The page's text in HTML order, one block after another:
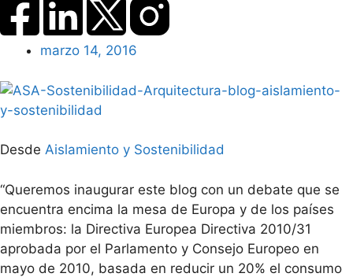
marzo 14, 2016
Desde Aislamiento y Sostenibilidad
“Queremos inaugurar este blog con un debate que se
encuentra encima la mesa de Europa y de los países
miembros: la Directiva Europea Directiva 2010/31
aprobada por el Parlamento y Consejo Europeo en
mayo de 2010, basada en reducir un 20% el consumo